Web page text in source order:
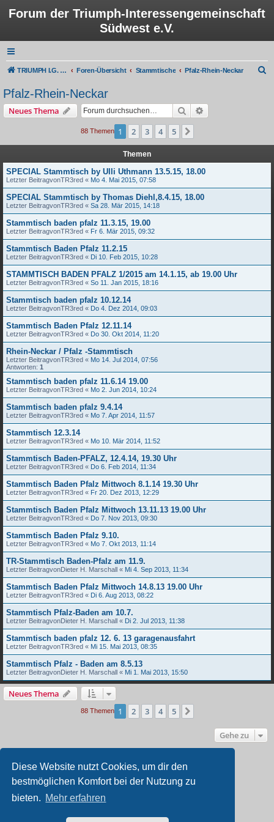
Diese Website nutzt Cookies, um dir den
bestmöglichen Komfort bei der Nutzung zu
bieten. Mehr erfahren
Forum der Triumph-Interessengemeinschaft
Südwest e.V.
TRIUMPH I.G. Südwest e.V. Foren-Übersicht Stammtische Pfalz-Rhein-Neckar
Pfalz-Rhein-Neckar
Neues Thema Suche
88 Themen 1 2 3 4 5
Themen
SPECIAL Stammtisch by Ulli Uthmann 13.5.15, 18.00
Letzter BeitragvonTR3red « Mo 4. Mai 2015, 07:58
SPECIAL Stammtisch by Thomas Diehl,8.4.15, 18.00
Letzter BeitragvonTR3red « Sa 28. Mär 2015, 14:18
Stammtisch baden pfalz 11.3.15, 19.00
Letzter BeitragvonTR3red « Fr 6. Mär 2015, 09:32
Stammtisch Baden Pfalz 11.2.15
Letzter BeitragvonTR3red « Di 10. Feb 2015, 10:28
STAMMTISCH BADEN PFALZ 1/2015 am 14.1.15, ab 19.00 Uhr
Letzter BeitragvonTR3red « So 11. Jan 2015, 18:16
Stammtisch baden pfalz 10.12.14
Letzter BeitragvonTR3red « Do 4. Dez 2014, 09:03
Stammtisch Baden Pfalz 12.11.14
Letzter BeitragvonTR3red « Do 30. Okt 2014, 11:20
Rhein-Neckar / Pfalz -Stammtisch
Letzter BeitragvonTR3red « Mo 14. Jul 2014, 07:56
Antworten: 1
Stammtisch baden pfalz 11.6.14 19.00
Letzter BeitragvonTR3red « Mo 2. Jun 2014, 10:24
Stammtisch baden pfalz 9.4.14
Letzter BeitragvonTR3red « Mo 7. Apr 2014, 11:57
Stammtisch 12.3.14
Letzter BeitragvonTR3red « Mo 10. Mär 2014, 11:52
Stammtisch Baden-PFALZ, 12.4.14, 19.30 Uhr
Letzter BeitragvonTR3red « Do 6. Feb 2014, 11:34
Stammtisch Baden Pfalz Mittwoch 8.1.14 19.30 Uhr
Letzter BeitragvonTR3red « Fr 20. Dez 2013, 12:29
Stammtisch Baden Pfalz Mittwoch 13.11.13 19.00 Uhr
Letzter BeitragvonTR3red « Do 7. Nov 2013, 09:30
Stammtisch Baden Pfalz 9.10.
Letzter BeitragvonTR3red « Mo 7. Okt 2013, 11:14
TR-Stammtisch Baden-Pfalz am 11.9.
Letzter BeitragvonDieter H. Marschall « Mi 4. Sep 2013, 11:34
Stammtisch Baden Pfalz Mittwoch 14.8.13 19.00 Uhr
Letzter BeitragvonTR3red « Di 6. Aug 2013, 08:22
Stammtisch Pfalz-Baden am 10.7.
Letzter BeitragvonDieter H. Marschall « Di 2. Jul 2013, 11:38
Stammtisch baden pfalz 12. 6. 13 garagenausfahrt
Letzter BeitragvonTR3red « Mi 15. Mai 2013, 08:35
Stammtisch Pfalz - Baden am 8.5.13
Letzter BeitragvonDieter H. Marschall « Mi 1. Mai 2013, 15:50
Neues Thema
88 Themen 1 2 3 4 5
Gehe zu
BERECHTIGUNGEN IN DIESEM FORUM
neuen Themen in diesem Forum erstellen.
Du darfstkeine Antworten zu Themen in diesem Forum erstellen.
Du darfst deine Beiträge in diesem Forum